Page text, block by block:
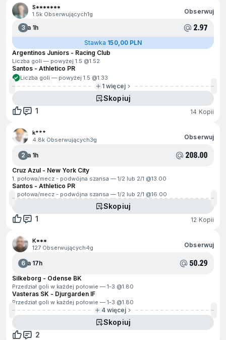
S*******
1.5k Obserwujących1g Obserwuj
3Za 1h 2.97
Stawka 150,00 PLN
Argentinos Juniors - Racing Club
Liczba goli — powyżej 1.5 @1.52
Santos - Athletico PR
Liczba goli — powyżej 1.5 @1.33
1 więcej
Skopiuj
1
14 Kopii
k***
4.8k Obserwujących3g Obserwuj
2Za 1h 208.00
Cruz Azul - New York City
1. połowa/mecz - podwójna szansa — 1/2 lub 2/1 @13.00
Santos - Athletico PR
1. połowa/mecz - podwójna szansa — 1/2 lub 2/1 @16.00
Skopiuj
1
12 Kopii
K***
127 Obserwujących4g Obserwuj
6Za 17h 50.29
Silkeborg - Odense BK
Przedział goli w każdej połowie — 1-3 @1.80
Vasteras SK - Djurgarden IF
Przedział goli w każdej połowie — 1-3 @1.80
4 więcej
Skopiuj
2